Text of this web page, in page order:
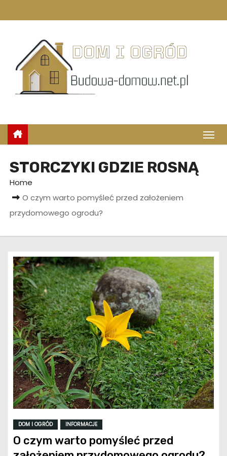
k
e
STORCZYKI GDZIE ROSNĄ
Home
O czym warto pomyśleć przed założeniem
przydomowego ogrodu?
DOM I OGRÓD INFORMACJE
O czym warto pomyśleć przed